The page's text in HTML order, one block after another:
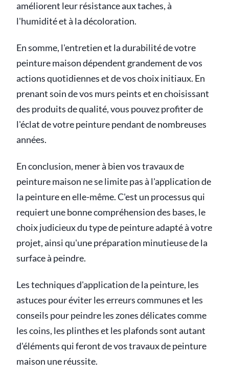
améliorent leur résistance aux taches, à
l'humidité et à la décoloration.
En somme, l'entretien et la durabilité de votre
peinture maison dépendent grandement de vos
actions quotidiennes et de vos choix initiaux. En
prenant soin de vos murs peints et en choisissant
des produits de qualité, vous pouvez profiter de
l'éclat de votre peinture pendant de nombreuses
années.
En conclusion, mener à bien vos travaux de
peinture maison ne se limite pas à l'application de
la peinture en elle-même. C'est un processus qui
requiert une bonne compréhension des bases, le
choix judicieux du type de peinture adapté à votre
projet, ainsi qu'une préparation minutieuse de la
surface à peindre.
Les techniques d'application de la peinture, les
astuces pour éviter les erreurs communes et les
conseils pour peindre les zones délicates comme
les coins, les plinthes et les plafonds sont autant
d'éléments qui feront de vos travaux de peinture
maison une réussite.